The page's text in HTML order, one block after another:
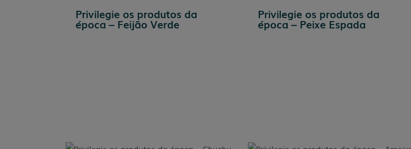
Privilegie os produtos da
época – Feijão Verde
Privilegie os produtos da
época – Peixe Espada